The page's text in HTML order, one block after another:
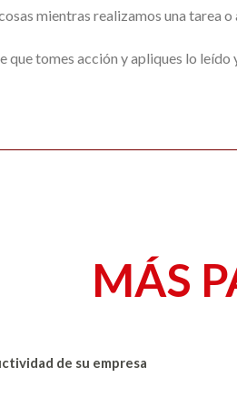
mientras realizamos una tarea
que tomes acción y apliques lo
MÁS
de su empresa